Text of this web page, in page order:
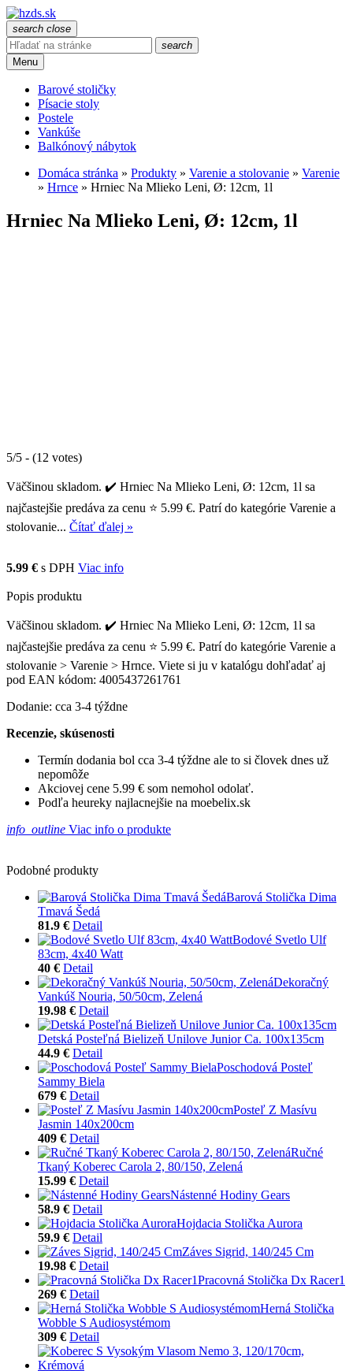
search close
search
Menu
Barové stoličky
Písacie stoly
Postele
Vankúše
Balkónový nábytok
Domáca stránka » Produkty » Varenie a stolovanie » Varenie
» Hrnce » Hrniec Na Mlieko Leni, Ø: 12cm, 1l
Hrniec Na Mlieko Leni, Ø: 12cm, 1l
5/5 - (12 votes)
Väčšinou skladom. ✔️ Hrniec Na Mlieko Leni, Ø: 12cm, 1l sa
najčastejšie predáva za cenu ⭐ 5.99 €. Patrí do kategórie Varenie a
stolovanie... Čítať ďalej »
5.99 € s DPH Viac info
Popis produktu
Väčšinou skladom. ✔️ Hrniec Na Mlieko Leni, Ø: 12cm, 1l sa
najčastejšie predáva za cenu ⭐ 5.99 €. Patrí do kategórie Varenie a
stolovanie > Varenie > Hrnce. Viete si ju v katalógu dohľadať aj
pod EAN kódom: 4005437261761
Dodanie: cca 3-4 týždne
Recenzie, skúsenosti
Termín dodania bol cca 3-4 týždne ale to si človek dnes už
nepomôže
Akciovej cene 5.99 € som nemohol odolať.
Podľa heureky najlacnejšie na moebelix.sk
info_outline Viac info o produkte
Podobné produkty
Barová Stolička Dima
Tmavá Šedá
81.9 € Detail
Bodové Svetlo Ulf
83cm, 4x40 Watt
40 € Detail
Dekoračný
Vankúš Nouria, 50/50cm, Zelená
19.98 € Detail
Detská Posteľná Bielizeň Unilove Junior Ca. 100x135cm
44.9 € Detail
Poschodová Posteľ
Sammy Biela
679 € Detail
Posteľ Z Masívu
Jasmin 140x200cm
409 € Detail
Ručné
Tkaný Koberec Carola 2, 80/150, Zelená
15.99 € Detail
Nástenné Hodiny Gears
58.9 € Detail
Hojdacia Stolička Aurora
59.9 € Detail
Záves Sigrid, 140/245 Cm
19.98 € Detail
Pracovná Stolička Dx Racer1
269 € Detail
Herná Stolička
Wobble S Audiosystémom
309 € Detail